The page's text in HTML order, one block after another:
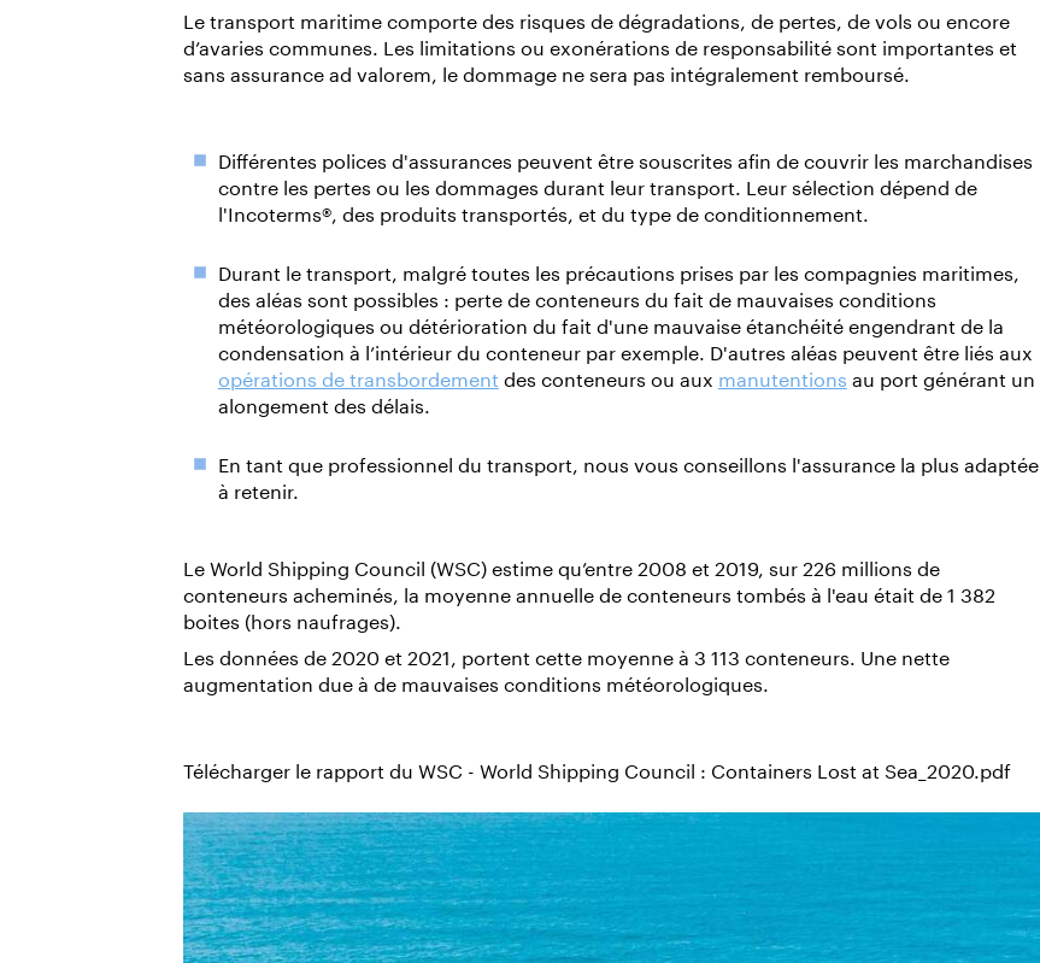
Le transport maritime comporte des risques de dégradations, de pertes, de vols ou encore
d’avaries communes. Les limitations ou exonérations de responsabilité sont importantes et
sans assurance ad valorem, le dommage ne sera pas intégralement remboursé.
Différentes polices d'assurances peuvent être souscrites afin de couvrir les marchandises
contre les pertes ou les dommages durant leur transport. Leur sélection dépend de
l'Incoterms®, des produits transportés, et du type de conditionnement.
Durant le transport, malgré toutes les précautions prises par les compagnies maritimes,
des aléas sont possibles : perte de conteneurs du fait de mauvaises conditions
météorologiques ou détérioration du fait d'une mauvaise étanchéité engendrant de la
condensation à l’intérieur du conteneur par exemple. D'autres aléas peuvent être liés aux
opérations de transbordement des conteneurs ou aux manutentions au port générant un
alongement des délais.
En tant que professionnel du transport, nous vous conseillons l'assurance la plus adaptée
à retenir.
Le World Shipping Council (WSC) estime qu’entre 2008 et 2019, sur 226 millions de
conteneurs acheminés, la moyenne annuelle de conteneurs tombés à l'eau était de 1 382
boites (hors naufrages).
Les données de 2020 et 2021, portent cette moyenne à 3 113 conteneurs. Une nette
augmentation due à de mauvaises conditions météorologiques.
Télécharger le rapport du WSC - World Shipping Council : Containers Lost at Sea_2020.pdf